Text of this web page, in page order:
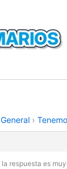
General ›
la respuesta es